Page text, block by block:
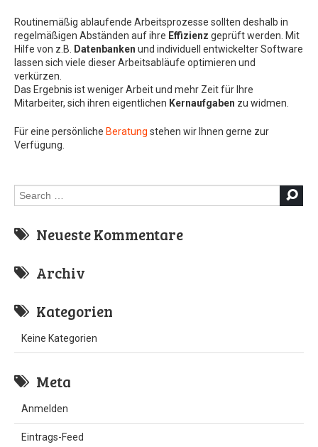
Routinemäßig ablaufende Arbeitsprozesse sollten deshalb in
regelmäßigen Abständen auf ihre Effizienz geprüft werden. Mit
Hilfe von z.B.
Datenbanken und individuell entwickelter Software
lassen sich viele dieser Arbeitsabläufe optimieren und
verkürzen.
Das Ergebnis ist weniger Arbeit und mehr Zeit für Ihre
Mitarbeiter, sich ihren eigentlichen Kernaufgaben zu widmen.
Für eine persönliche Beratung stehen wir Ihnen gerne zur
Verfügung.
Search
for:
Neueste Kommentare
Archiv
Kategorien
Keine Kategorien
Meta
Anmelden
Eintrags-Feed